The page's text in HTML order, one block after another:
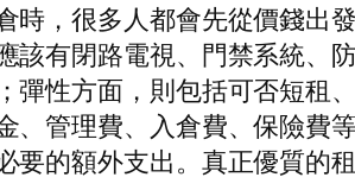
時，很多人都會先從價錢出
該有閉路電視、門禁系統、
彈性方面，則包括可否短租
、管理費、入倉費、保險費
要的額外支出。真正優質的